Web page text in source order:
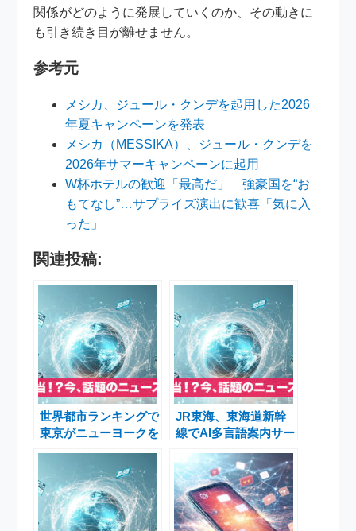
関係がどのように発展していくのか、その動きに
も引き続き目が離せません。
参考元
メシカ、ジュール・クンデを起用した2026
年夏キャンペーンを発表
メシカ（MESSIKA）、ジュール・クンデを
2026年サマーキャンペーンに起用
W杯ホテルの歓迎「最高だ」 強豪国を“お
もてなし”…サプライズ演出に歓喜「気に入
った」
関連投稿:
世界都市ランキングで
東京がニューヨークを
トパワーが生んだ大逆
転
JR東海、東海道新幹
線でAI多言語案内サー